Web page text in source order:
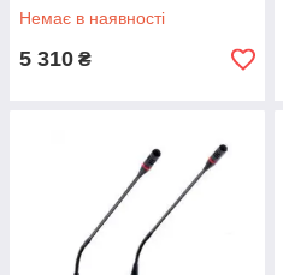
Немає в наявності
5 310 ₴